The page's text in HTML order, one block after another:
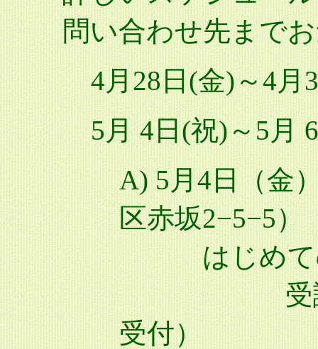
問い合わせ先まで
4月28日(金)～4月
5月 4日(祝)～5月
A) 5月4日（金
区赤坂2−5−5）
はじめての
受講料
受付）